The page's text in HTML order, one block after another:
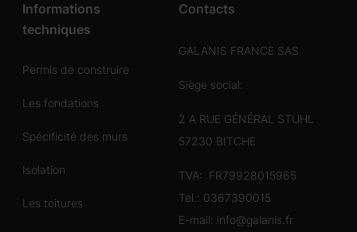
Informations
techniques
Permis de construire
Les fondations
Spécificité des murs
Isolation
Les toitures
Contacts
GALANIS FRANCE SAS
Siège social:
2 A RUE GÉNÉRAL STUHL
57230 BITCHE
TVA: FR79928015965
Tel.: 0367390015
E-mail: info@galanis.fr